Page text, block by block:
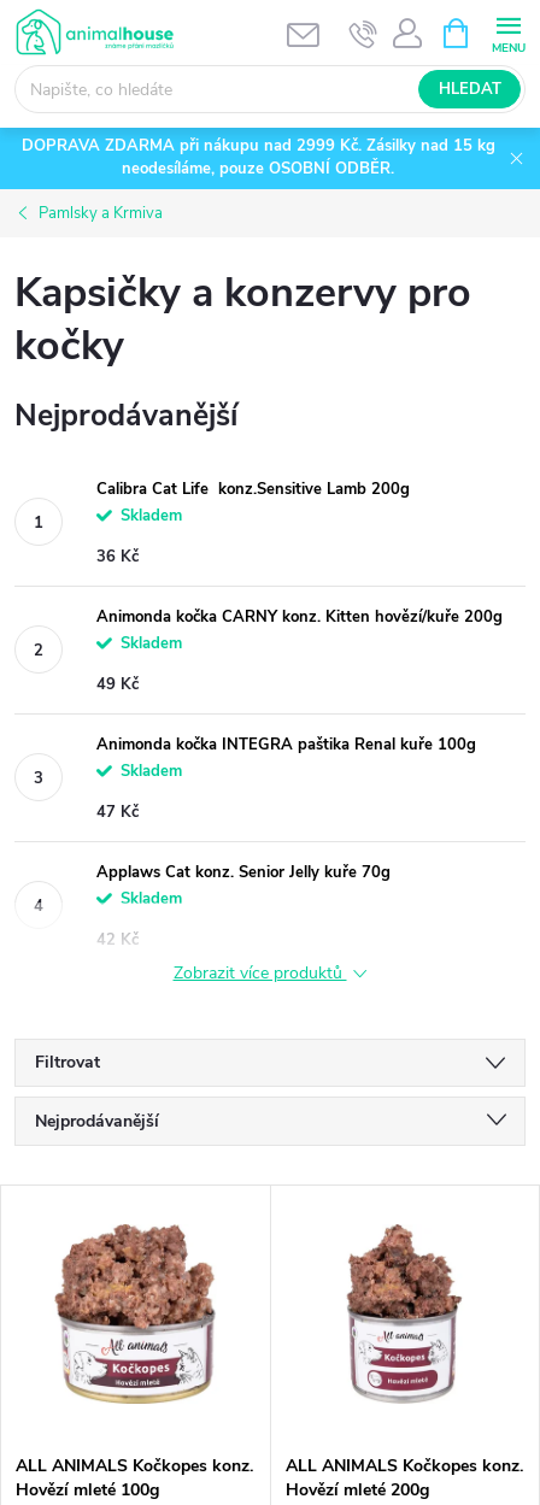
Přejít
na
obsah
HLEDAT
NÁKUPNÍ
KOŠÍK
DOPRAVA ZDARMA při nákupu nad 2999 Kč. Zásilky nad 15 kg
neodesíláme, pouze OSOBNÍ ODBĚR.
Pamlsky a Krmiva
Kapsičky a konzervy pro
kočky
Nejprodávanější
Calibra Cat Life konz.Sensitive Lamb 200g
Skladem
36 Kč
Animonda kočka CARNY konz. Kitten hovězí/kuře 200g
Skladem
49 Kč
Animonda kočka INTEGRA paštika Renal kuře 100g
Skladem
47 Kč
Applaws Cat konz. Senior Jelly kuře 70g
Skladem
42 Kč
Zobrazit více produktů
Filtrovat
Ř
a
p
Nejprodávanější
Abecedně
s
ALL ANIMALS Kočkopes konz.
Hovězí mleté 100g
ALL ANIMALS Kočkopes konz.
Hovězí mleté 200g